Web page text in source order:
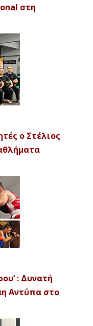
στη
ο Στέλιος
: Δυνατή
Αντύπα στο